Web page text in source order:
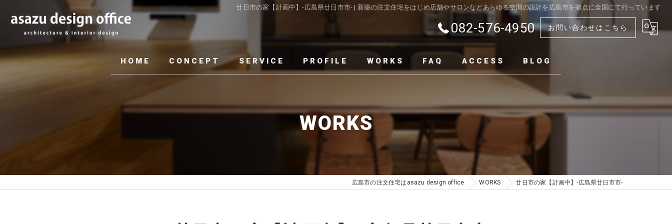
廿日市の家【計画中】-広島県廿日市市- | 新築の注文住宅をはじめ店舗やサロンなどあらゆる空間の設計を広島市を拠点に全国にて行っています
082-576-4950 お問い合わせはこちら
HOME CONCEPT SERVICE PROFILE WORKS FAQ ACCESS BLOG
WORKS
広島市の注文住宅はasazu design office WORKS 廿日市の家【計画中】-広島県廿日市市-